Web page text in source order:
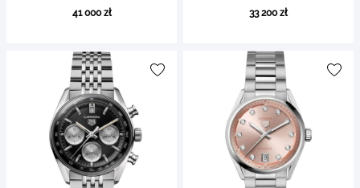
41 000 zł 33 200 zł